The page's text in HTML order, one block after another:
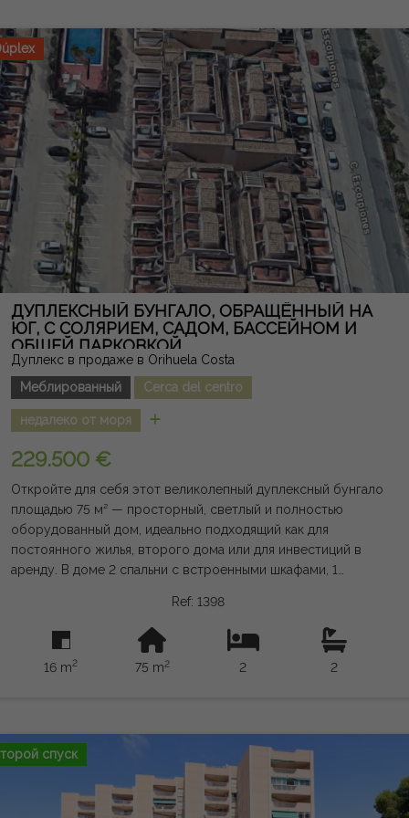
имеет юридической силы, и может содержать ошибки.
ДУПЛЕКСНЫЙ БУНГАЛО, ОБРАЩЁННЫЙ НА
ЮГ, С СОЛЯРИЕМ, САДОМ, БАССЕЙНОМ И
ОБЩЕЙ ПАРКОВКОЙ
Дуплекс в продаже в Orihuela Costa
Меблированный
Cerca del centro
недалеко от моря
229.500 €
Откройте для себя этот великолепный дуплексный бунгало
площадью 75 м² — просторный, светлый и полностью
оборудованный дом, идеально подходящий как для
постоянного жилья, второго дома или для инвестиций в
аренду. В доме 2 спальни с встроенными шкафами, 1
первом этаже. В нём есть отдельная кухня, практичный
крытый патио, оборудованный как прачечная и кладовка, а
также уютная гостиная с выходом наружу. На открытом
улице вы можете насладиться передним садом площадью
южной ориентации. Недвижимость продаётся полностью
меблированной и оснащённой техникой, готовая к въезду.
Кроме того, прямо перед домом расположены общий
бассейн и общая парковка. Расположенный в тихом и
Ref: 1398
16 m2 75 m2 2 2
спуск